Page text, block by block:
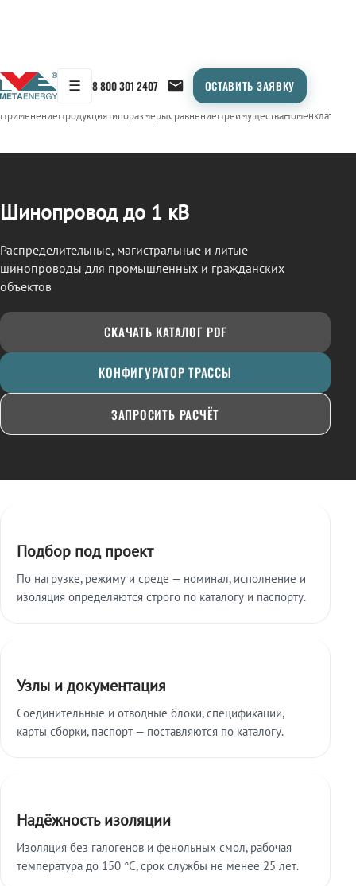
☰ 8 800 301 2407 ОСТАВИТЬ ЗАЯВКУ
← Продукция/ШИНОПРОВОД
ПрименениеПродукцияТипоразмерыСравнениеПреимуществаНоменклатура
Шинопровод до 1 кВ
Распределительные, магистральные и литые
шинопроводы для промышленных и гражданских
объектов
СКАЧАТЬ КАТАЛОГ PDF
КОНФИГУРАТОР ТРАССЫ
ЗАПРОСИТЬ РАСЧЁТ
Подбор под проект
По нагрузке, режиму и среде — номинал, исполнение и
изоляция определяются строго по каталогу и паспорту.
Узлы и документация
Соединительные и отводные блоки, спецификации,
карты сборки, паспорт — поставляются по каталогу.
Надёжность изоляции
Изоляция без галогенов и фенольных смол, рабочая
температура до 150 °C, срок службы не менее 25 лет.